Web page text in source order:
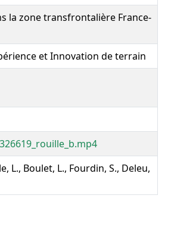
la zone transfrontalière France-
et Innovation de terrain
L., Boulet, L., Fourdin, S., Deleu,